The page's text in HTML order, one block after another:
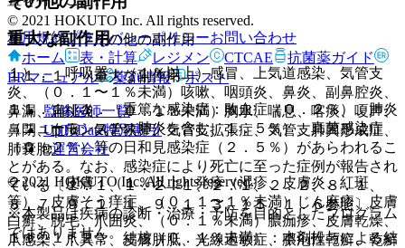
１１．２． その他の副作用
１）． 呼吸器：（１％以上）感冒、上気道感染、気管支
炎、（０．１〜１％未満）咳嗽、咽頭炎、鼻炎、副鼻腔炎、
鼻漏、扁桃炎、（０．１％未満）胸水、喘息、喀痰、嗄声、
鼻閉、血痰、気管狭窄、気管支拡張症、気管支肺異形成症、
肺嚢胞。
２）． 皮膚：（１％以上）発疹（湿疹、皮膚炎、紅斑
等）、皮膚そう痒症、（０．１〜１％未満）じん麻疹、皮膚
白癬、脱毛、爪囲炎、（０．１％未満）膿痂疹、皮膚乾燥、
爪感染、爪異常、皮膚胼胝、光線過敏症、膿疱性乾癬、乾癬
重大な副作用
１１．１． 重大な副作用
１１．１．１． 重篤な感染症：敗血症（０．２％）、肺炎
（ニューモシスチス肺炎を含む、１．５％）、真菌感染症
（０．２％）等の日和見感染症（２．５％）があらわれるこ
とがある。なお、感染症により死亡に至った症例が報告され
ている〔１．１、１．２．１、２．１、２．２、８．１、
８．７、９．１．１、９．１．３、１５．１．６参照〕。
１１．１．２． 結核（０．１％未満）：本剤投与による結
© 2021 HOKUTO Inc. All rights reserved.
利用規約プライバシーポリシーお問い合わせ
ホーム
表・計算 レジメン CTCAE
抗菌薬ガイド
ERマニュアル
薬剤情報 ポスト
監修医師一覧
UpToDate特別割引
運営会社
© 2021 HOKUTO Inc. All rights reserved.
※本製品は疾病の診断・治療・予防を目的としたプログラム
ではありません。